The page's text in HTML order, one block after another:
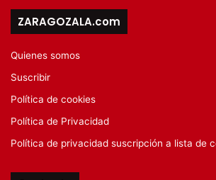
ZARAGOZALA.com
Quienes somos
Suscribir
Política de cookies
Política de Privacidad
Política de privacidad suscripción a lista de